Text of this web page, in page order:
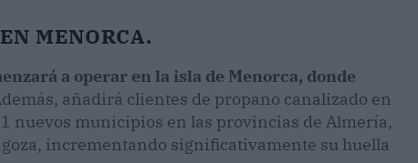
MENORCA.
a operar en la isla de Menorca, donde
añadirá clientes de propano canalizado en
nuevos municipios en las provincias de Almería,
incrementando significativamente su huella